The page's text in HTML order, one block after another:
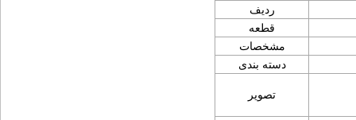
ردیف
قطعه
مشخصات
دسته بندی
تصویر